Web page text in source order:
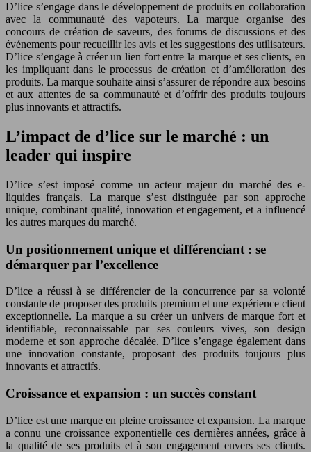
D’lice s’engage dans le développement de produits en collaboration
avec la communauté des vapoteurs. La marque organise des
concours de création de saveurs, des forums de discussions et des
événements pour recueillir les avis et les suggestions des utilisateurs.
D’lice s’engage à créer un lien fort entre la marque et ses clients, en
les impliquant dans le processus de création et d’amélioration des
produits. La marque souhaite ainsi s’assurer de répondre aux besoins
et aux attentes de sa communauté et d’offrir des produits toujours
plus innovants et attractifs.
L’impact de d’lice sur le marché : un
leader qui inspire
D’lice s’est imposé comme un acteur majeur du marché des e-
liquides français. La marque s’est distinguée par son approche
unique, combinant qualité, innovation et engagement, et a influencé
les autres marques du marché.
Un positionnement unique et différenciant : se
démarquer par l’excellence
D’lice a réussi à se différencier de la concurrence par sa volonté
constante de proposer des produits premium et une expérience client
exceptionnelle. La marque a su créer un univers de marque fort et
identifiable, reconnaissable par ses couleurs vives, son design
moderne et son approche décalée. D’lice s’engage également dans
une innovation constante, proposant des produits toujours plus
innovants et attractifs.
Croissance et expansion : un succès constant
D’lice est une marque en pleine croissance et expansion. La marque
a connu une croissance exponentielle ces dernières années, grâce à
la qualité de ses produits et à son engagement envers ses clients.